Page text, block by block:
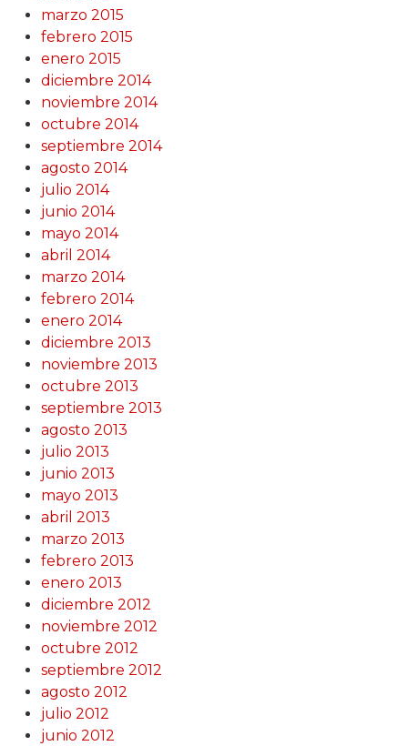
marzo 2015
febrero 2015
enero 2015
diciembre 2014
noviembre 2014
octubre 2014
septiembre 2014
agosto 2014
julio 2014
junio 2014
mayo 2014
abril 2014
marzo 2014
febrero 2014
enero 2014
diciembre 2013
noviembre 2013
octubre 2013
septiembre 2013
agosto 2013
julio 2013
junio 2013
mayo 2013
abril 2013
marzo 2013
febrero 2013
enero 2013
diciembre 2012
noviembre 2012
octubre 2012
septiembre 2012
agosto 2012
julio 2012
junio 2012